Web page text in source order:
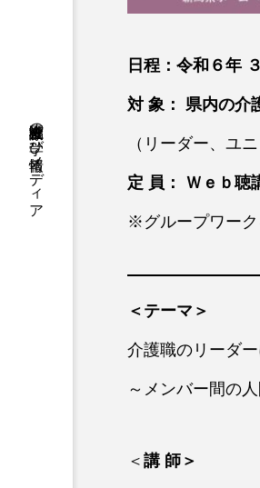
医療介護福祉の学び情報メディア
日程：令和６年
対 象： 県内の介
（リーダー、ユ
定 員： Ｗｅｂ聴
※グループワーク
＜テーマ＞
介護職のリーダ
～メンバー間
＜ 講 師＞